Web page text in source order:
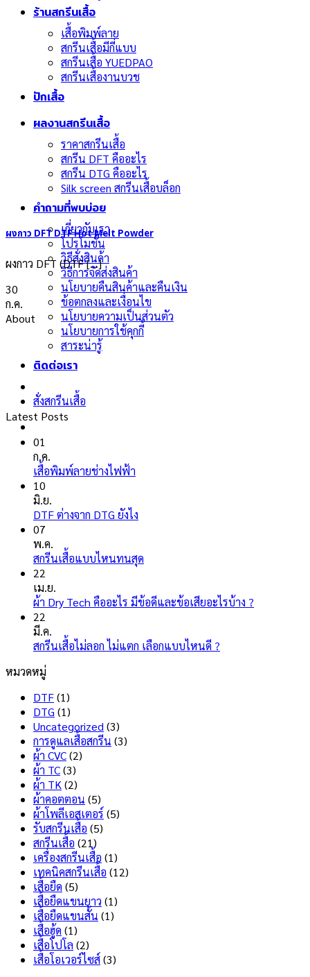
ร้านสกรีนเสื้อ
เสื้อพิมพ์ลาย
สกรีนเสื้อมีกี่แบบ
สกรีนเสื้อ YUEDPAO
สกรีนเสื้องานบวช
ปักเสื้อ
ผลงานสกรีนเสื้อ
ราคาสกรีนเสื้อ
สกรีน DFT คืออะไร
สกรีน DTG คืออะไร
Silk screen สกรีนเสื้อบล็อก
คำถามที่พบบ่อย
เกี่ยวกับเรา
โปรโมชั่น
วิธีสั่งสินค้า
วิธีการจัดส่งสินค้า
นโยบายคืนสินค้าและคืนเงิน
ข้อตกลงและเงื่อนไข
นโยบายความเป็นส่วนตัว
นโยบายการใช้คุกกี้
สาระน่ารู้
ติดต่อเรา
สั่งสกรีนเสื้อ
ผงกาว DFT DTF Hot Melt Powder
ผงกาว DFT (DTF [...]
30
ก.ค.
About
Latest Posts
01
ก.ค.
เสื้อพิมพ์ลายช่างไฟฟ้า
บน
ลาย
ช่างไฟ
10
มิ.ย.
DTF ต่างจาก DTG ยังไง
บน
จาก
ไง
07
พ.ค.
สกรีนเสื้อแบบไหนทนสุด
บน
แบบ
22
เม.ย.
ผ้า Dry Tech คืออะไร มีข้อดีและข้อเสียอะไรบ้าง ?
22
มี.ค.
สกรีนเสื้อไม่ลอก ไม่แตก เลือกแบบไหนดี ?
หมวดหมู่
DTF(1)
DTG (1)
Uncategorized (3)
การดูแลเสื้อสกรีน (3)
ผ้า CVC(2)
ผ้า TC(3)
ผ้า TK (2)
ผ้าคอตตอน (5)
ผ้าโพลีเอสเตอร์ (5)
รับสกรีนเสื้อ (5)
สกรีนเสื้อ (21)
เครื่องสกรีนเสื้อ (1)
เทคนิคสกรีนเสื้อ (12)
เสื้อยืด (5)
เสื้อยืดแขนยาว (1)
เสื้อยืดแขนสั้น (1)
เสื้อฮู้ด (1)
เสื้อโปโล (2)
เสื้อโอเวอร์ไซส์(3)